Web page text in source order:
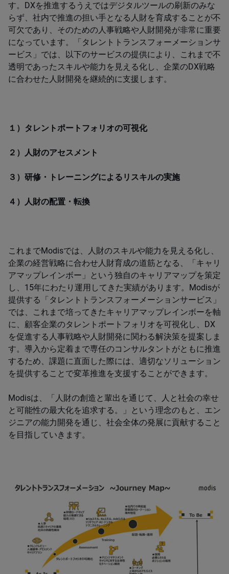
す。DXを推進するうえではデジタルツールの刷新のみな
らず、社内で推進の担い手となる人財を育成することが不
可欠であり、そのための人事戦略や人財開発が非常に重要
になっています。「タレントトランスフォーメーションサ
ービス」では、以下のサービスの提供により、これまで不
透明であったスキルや能力を見える化し、企業のDX戦略
に合わせた人財開発を継続的に支援します。
１）タレントポートフォリオの可視化
２）人財のアセスメント
３）研修・トレーニングによるリスキルの実施
４）人財の配置・転換
これまでModisでは、人財のスキルや能力を見える化し、
企業の経営戦略に合わせ人財育成の道筋となる、「キャリ
アマップレインボー」という独自のキャリアマップを策定
し、15年にわたり運用してきた実績があります。Modisが
提供する「タレントトランスフォーメーションサービス」
では、これまで培ってきたキャリアマップレインボーを軸
に、顧客企業のタレントポートフォリオを可視化し、DX
を促進する人事戦略や人財開発に関わる解決策を提案しま
す。導入から定着まで専任のコンサルタントがともに推進
するため、課題に直面した際には、適切なソリューション
を提供することで変革推進を支援することができます。
Modisは、「人財の創造と輩出を通じて、人と社会の幸せ
と可能性の最大化を追求する。」という理念のもと、エン
ジニアの能力開発を通じ、社会全体の発展に貢献すること
を目指していきます。